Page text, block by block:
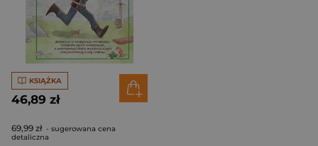
KSIĄŻKA
46,89 zł
69,99 zł - sugerowana cena
detaliczna